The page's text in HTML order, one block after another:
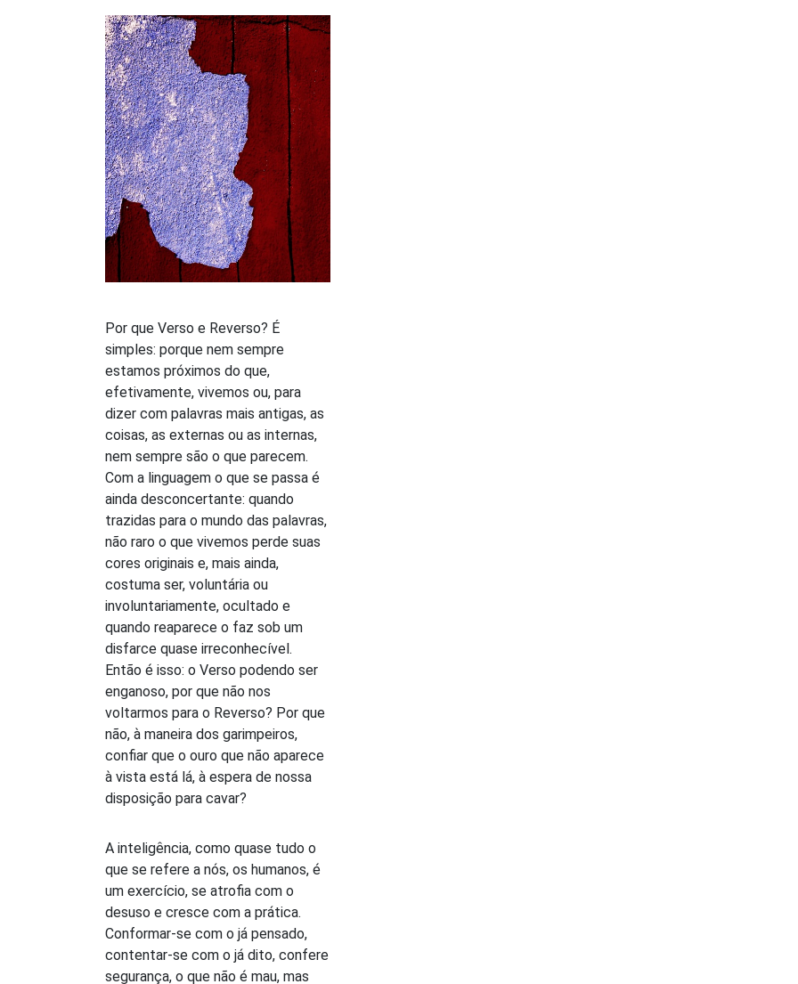
Por que Verso e Reverso? É
simples: porque nem sempre
estamos próximos do que,
efetivamente, vivemos ou, para
dizer com palavras mais antigas, as
coisas, as externas ou as internas,
nem sempre são o que parecem.
Com a linguagem o que se passa é
ainda desconcertante: quando
trazidas para o mundo das palavras,
não raro o que vivemos perde suas
cores originais e, mais ainda,
costuma ser, voluntária ou
involuntariamente, ocultado e
quando reaparece o faz sob um
disfarce quase irreconhecível.
Então é isso: o Verso podendo ser
enganoso, por que não nos
voltarmos para o Reverso? Por que
não, à maneira dos garimpeiros,
confiar que o ouro que não aparece
à vista está lá, à espera de nossa
disposição para cavar?
A inteligência, como quase tudo o
que se refere a nós, os humanos, é
um exercício, se atrofia com o
desuso e cresce com a prática.
Conformar-se com o já pensado,
contentar-se com o já dito, confere
segurança, o que não é mau, mas